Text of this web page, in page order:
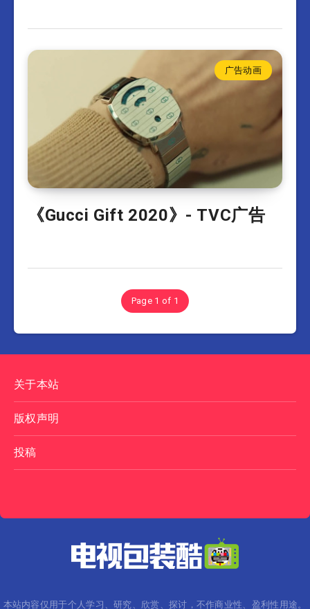
广告动画
《Gucci Gift 2020》- TVC广告
Page 1 of 1
关于本站
版权声明
投稿
本站内容仅用于个人学习、研究、欣赏、探讨，不作商业性、盈利性用途。